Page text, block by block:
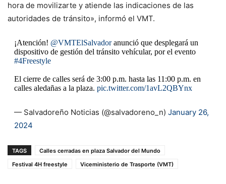
hora de movilizarte y atiende las indicaciones de las
autoridades de tránsito», informó el VMT.
¡Atención! @VMTElSalvadoranunció que desplegará un
dispositivo de gestión del tránsito vehícular, por el evento
#4Freestyle
El cierre de calles será de 3:00 p.m. hasta las 11:00 p.m. en
calles aledañas a la plaza. pic.twitter.com/1avL2QBYnx
— Salvadoreño Noticias (@salvadoreno_n) January 26,
2024
TAGS
Calles cerradas en plaza Salvador del Mundo
Festival 4H freestyle
Viceministerio de Trasporte (VMT)